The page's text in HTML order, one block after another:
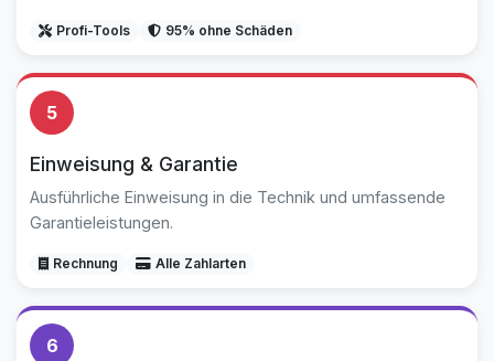
Profi-Tools 95% ohne Schäden
5
Einweisung & Garantie
Ausführliche Einweisung in die Technik und umfassende
Garantieleistungen.
Rechnung Alle Zahlarten
6